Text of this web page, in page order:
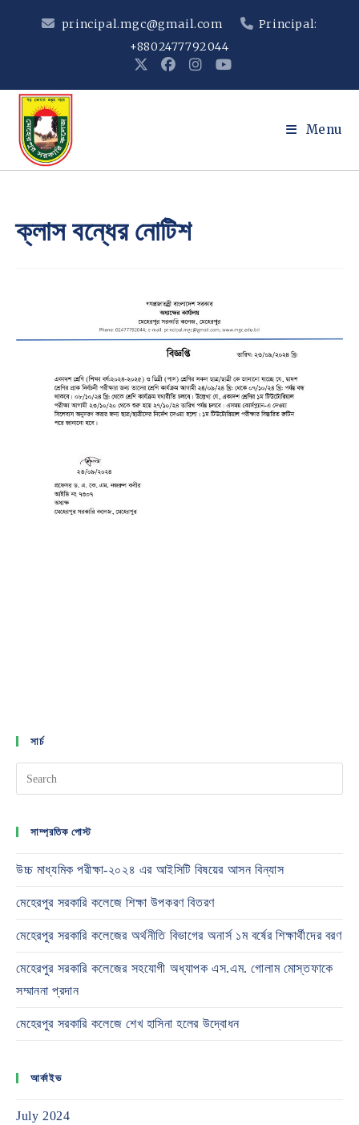
principal.mgc@gmail.com
Principal:
+8802477792044
Menu
ক্লাস বন্ধের নোটিশ
সার্চ
সাম্প্রতিক পোস্ট
উচ্চ মাধ্যমিক পরীক্ষা-২০২৪ এর আইসিটি বিষয়ের আসন বিন্যাস
মেহেরপুর সরকারি কলেজে শিক্ষা উপকরণ বিতরণ
মেহেরপুর সরকারি কলেজের অর্থনীতি বিভাগের অনার্স ১ম বর্ষের শিক্ষার্থীদের বরণ
মেহেরপুর সরকারি কলেজের সহযোগী অধ্যাপক এস.এম. গোলাম মোস্তফাকে
সম্মাননা প্রদান
মেহেরপুর সরকারি কলেজে শেখ হাসিনা হলের উদ্বোধন
আর্কাইভ
July 2024